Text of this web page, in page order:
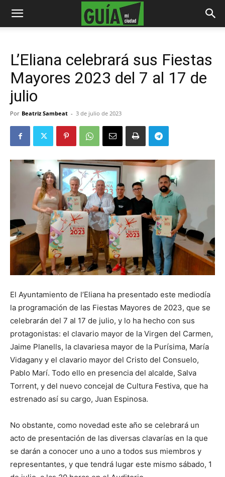
L’Eliana celebrará sus Fiestas
Mayores 2023 del 7 al 17 de
julio
Por Beatriz Sambeat - 3 de julio de 2023
El Ayuntamiento de l’Eliana ha presentado este mediodía
la programación de las Fiestas Mayores de 2023, que se
celebrarán del 7 al 17 de julio, y lo ha hecho con sus
protagonistas: el clavario mayor de la Virgen del Carmen,
Jaime Planells, la clavariesa mayor de la Purísima, María
Vidagany y el clavario mayor del Cristo del Consuelo,
Pablo Marí. Todo ello en presencia del alcalde, Salva
Torrent, y del nuevo concejal de Cultura Festiva, que ha
estrenado así su cargo, Juan Espinosa.
No obstante, como novedad este año se celebrará un
acto de presentación de las diversas clavarías en la que
se darán a conocer uno a uno a todos sus miembros y
representantes, y que tendrá lugar este mismo sábado, 1